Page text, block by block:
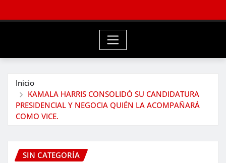
Inicio
KAMALA HARRIS CONSOLIDÓ SU CANDIDATURA
PRESIDENCIAL Y NEGOCIA QUIÉN LA ACOMPAÑARÁ
COMO VICE.
SIN CATEGORÍA